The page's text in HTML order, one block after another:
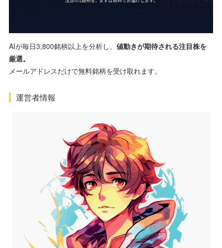
AIが毎日3,800銘柄以上を分析し、 値動きが期待される注目株を
厳選。
メールアドレスだけで無料銘柄を受け取れます。
運営者情報